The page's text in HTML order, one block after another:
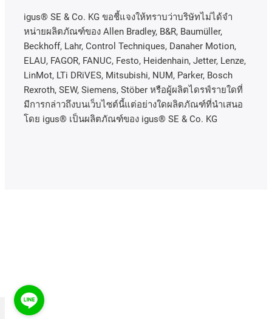
igus® SE & Co. KG ขอชี้แจงให้ทราบว่าบริษัทไม่ได้จํา
หน่ายผลิตภัณฑ์ของ Allen Bradley, B&R, Baumüller,
Beckhoff, Lahr, Control Techniques, Danaher Motion,
ELAU, FAGOR, FANUC, Festo, Heidenhain, Jetter, Lenze,
LinMot, LTi DRiVES, Mitsubishi, NUM, Parker, Bosch
Rexroth, SEW, Siemens, Stöber หรือผู้ผลิตไดรฟ์รายใดที่
มีการกล่าวถึงบนเว็บไซต์นี้แต่อย่างใดผลิตภัณฑ์ที่นําเสนอ
โดย igus® เป็นผลิตภัณฑ์ของ igus® SE & Co. KG